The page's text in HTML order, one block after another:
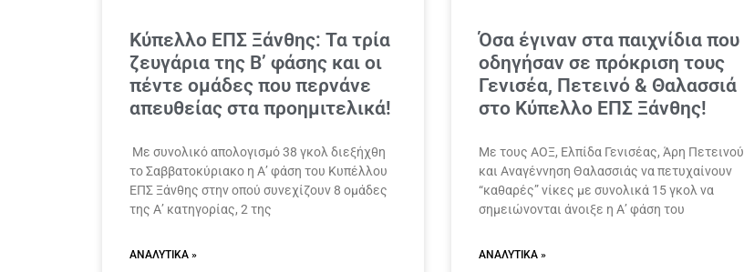
Κύπελλο ΕΠΣ Ξάνθης: Τα τρία
ζευγάρια της Β’ φάσης και οι
πέντε ομάδες που περνάνε
απευθείας στα προημιτελικά!
Με συνολικό απολογισμό 38 γκολ διεξήχθη
το Σαββατοκύριακο η Α’ φάση του Κυπέλλου
ΕΠΣ Ξάνθης στην οπού συνεχίζουν 8 ομάδες
της Α’ κατηγορίας, 2 της
ΑΝΑΛΥΤΙΚΆ »
Όσα έγιναν στα παιχνίδια που
οδηγήσαν σε πρόκριση τους
Γενισέα, Πετεινό & Θαλασσιά
στο Κύπελλο ΕΠΣ Ξάνθης!
Με τους ΑΟΞ, Ελπίδα Γενισέας, Άρη Πετεινού
και Αναγέννηση Θαλασσιάς να πετυχαίνουν
“καθαρές” νίκες με συνολικά 15 γκολ να
σημειώνονται άνοιξε η Α’ φάση του
ΑΝΑΛΥΤΙΚΆ »